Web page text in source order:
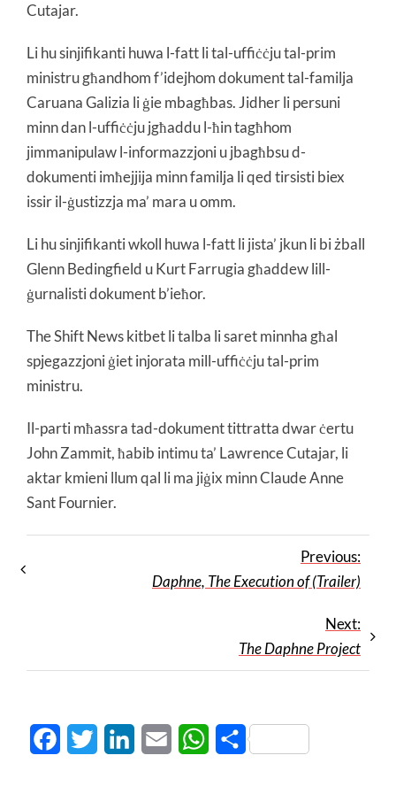
Cutajar.
Li hu sinjifikanti huwa l-fatt li tal-uffiċċju tal-prim
ministru għandhom f’idejhom dokument tal-familja
Caruana Galizia li ġie mbagħbas. Jidher li persuni
minn dan l-uffiċċju jgħaddu l-ħin tagħhom
jimmanipulaw l-informazzjoni u jbagħbsu d-
dokumenti imħejjija minn familja li qed tirsisti biex
issir il-ġustizzja ma’ mara u omm.
Li hu sinjifikanti wkoll huwa l-fatt li jista’ jkun li bi żball
Glenn Bedingfield u Kurt Farrugia għaddew lill-
ġurnalisti dokument b’ieħor.
The Shift News kitbet li talba li saret minnha għal
spjegazzjoni ġiet injorata mill-uffiċċju tal-prim
ministru.
Il-parti mħassra tad-dokument tittratta dwar ċertu
John Zammit, ħabib intimu ta’ Lawrence Cutajar, li
aktar kmieni llum qal li ma jiġix minn Claude Anne
Sant Fournier.
Previous:
Daphne, The Execution of (Trailer)
Next:
The Daphne Project
FacebookTwitter LinkedInEmail WhatsApp
Share